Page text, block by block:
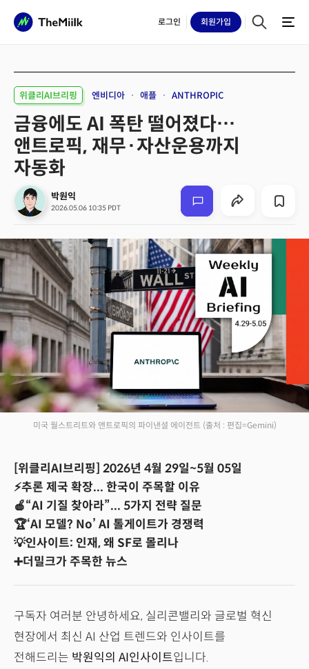
로그인 회원가입
위클리AI브리핑 엔비디아 애플 ANTHROPIC
금융에도 AI 폭탄 떨어졌다…
앤트로픽, 재무·자산운용까지
자동화
박원익
2026.05.06 10:35 PDT
미국 월스트리트와 앤트로픽의 파이낸셜 에이전트 (출처 : 편집=Gemini)
[위클리AI브리핑] 2026년 4월 29일~5월 05일
⚡추론 제국 확장... 한국이 주목할 이유
🍎“AI 기질 찾아라”... 5가지 전략 질문
🏆‘AI 모델? No’ AI 톨게이트가 경쟁력
💡인사이트: 인재, 왜 SF로 몰리나
➕더밀크가 주목한 뉴스
구독자 여러분 안녕하세요, 실리콘밸리와 글로벌 혁신
현장에서 최신 AI 산업 트렌드와 인사이트를
전해드리는 박원익의 AI인사이트입니다.